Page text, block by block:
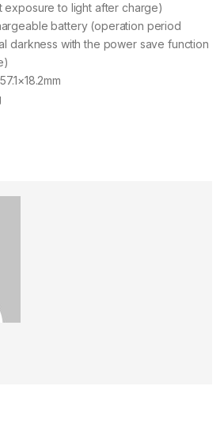
exposure to light after charge)
battery (operation period
darkness with the power save function